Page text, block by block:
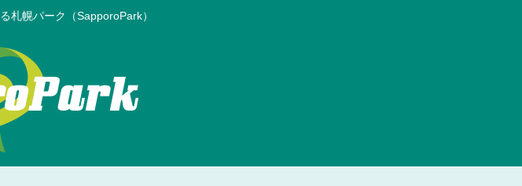
札幌パーク（SapporoPark）